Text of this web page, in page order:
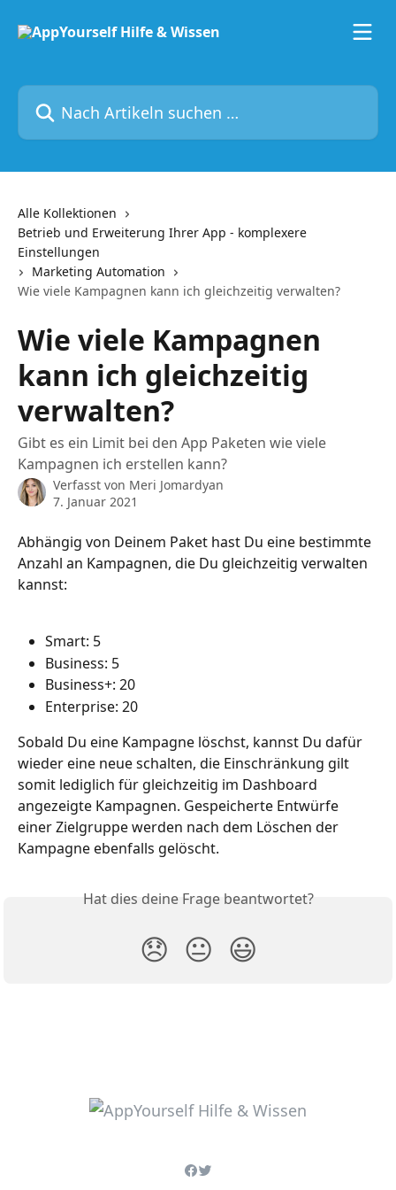
Nach Artikeln suchen …
Alle Kollektionen
Betrieb und Erweiterung Ihrer App - komplexere
Einstellungen
Marketing Automation
Wie viele Kampagnen kann ich gleichzeitig verwalten?
Wie viele Kampagnen
kann ich gleichzeitig
verwalten?
Gibt es ein Limit bei den App Paketen wie viele
Kampagnen ich erstellen kann?
Verfasst von Meri Jomardyan
7. Januar 2021
Abhängig von Deinem Paket hast Du eine bestimmte
Anzahl an Kampagnen, die Du gleichzeitig verwalten
kannst:
Smart: 5
Business: 5
Business+: 20
Enterprise: 20
Sobald Du eine Kampagne löschst, kannst Du dafür
wieder eine neue schalten, die Einschränkung gilt
somit lediglich für gleichzeitig im Dashboard
angezeigte Kampagnen. Gespeicherte Entwürfe
einer Zielgruppe werden nach dem Löschen der
Kampagne ebenfalls gelöscht.
Hat dies deine Frage beantwortet?
😞 😐 😃